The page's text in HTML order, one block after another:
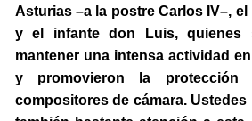
Asturias –a la postre Carlos IV–, el
y el infante don Luis, quienes
mantener una intensa actividad
y promovieron la protección
compositores de cámara.